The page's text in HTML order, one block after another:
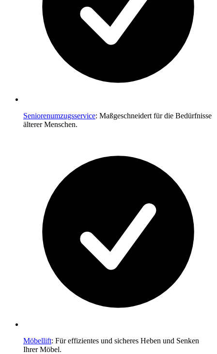
Seniorenumzugsservice: Maßgeschneidert für die Bedürfnisse
älterer Menschen.
Möbellift: Für effizientes und sicheres Heben und Senken
Ihrer Möbel.